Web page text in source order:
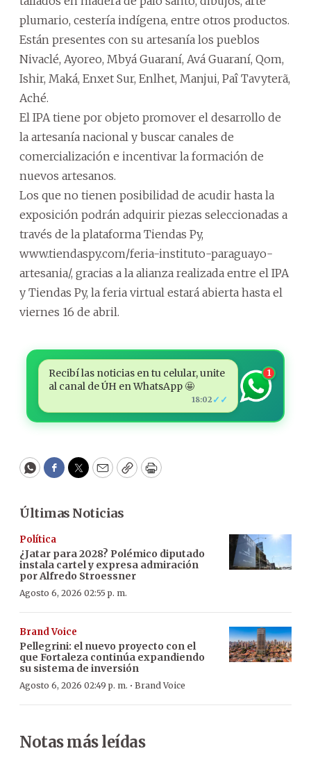
plumario, cestería indígena, entre otros productos.
Están presentes con su artesanía los pueblos
Nivaclé, Ayoreo, Mbyá Guaraní, Avá Guaraní, Qom,
Ishir, Maká, Enxet Sur, Enlhet, Manjui, Paî Tavyterã,
Aché.
El IPA tiene por objeto promover el desarrollo de
la artesanía nacional y buscar canales de
comercialización e incentivar la formación de
nuevos artesanos.
Los que no tienen posibilidad de acudir hasta la
exposición podrán adquirir piezas seleccionadas a
través de la plataforma Tiendas Py,
www.tiendaspy.com/feria-instituto-paraguayo-
artesania/, gracias a la alianza realizada entre el IPA
y Tiendas Py, la feria virtual estará abierta hasta el
viernes 16 de abril.
Recibí las noticias en tu celular, unite
al canal de ÚH en WhatsApp 🤩
18:02 ✓✓
1
WhatsApp
Facebook
Twitter
EmailCopyPrint
Últimas Noticias
Política
¿Jatar para 2028? Polémico diputado
instala cartel y expresa admiración
por Alfredo Stroessner
Agosto 6, 2026 02:55 p. m.
Brand Voice
Pellegrini: el nuevo proyecto con el
que Fortaleza continúa expandiendo
su sistema de inversión
Agosto 6, 2026 02:49 p. m. · Brand Voice
Notas más leídas